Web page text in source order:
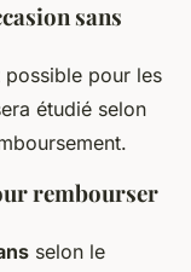
sans
possible pour les
étudié selon
rembourser
selon le